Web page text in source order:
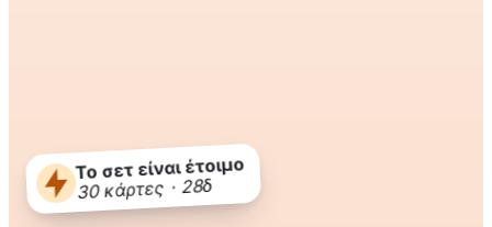
Το σετ είναι έτοιμο
30 κάρτες · 28δ